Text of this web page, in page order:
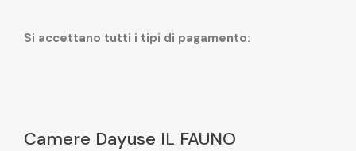
Si accettano tutti i tipi di pagamento:
Camere Dayuse IL FAUNO